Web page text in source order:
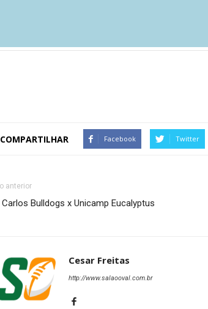
COMPARTILHAR Facebook Twitter
anterior
Bulldogs x Unicamp Eucalyptus
Cesar Freitas
http://www.salaooval.com.br